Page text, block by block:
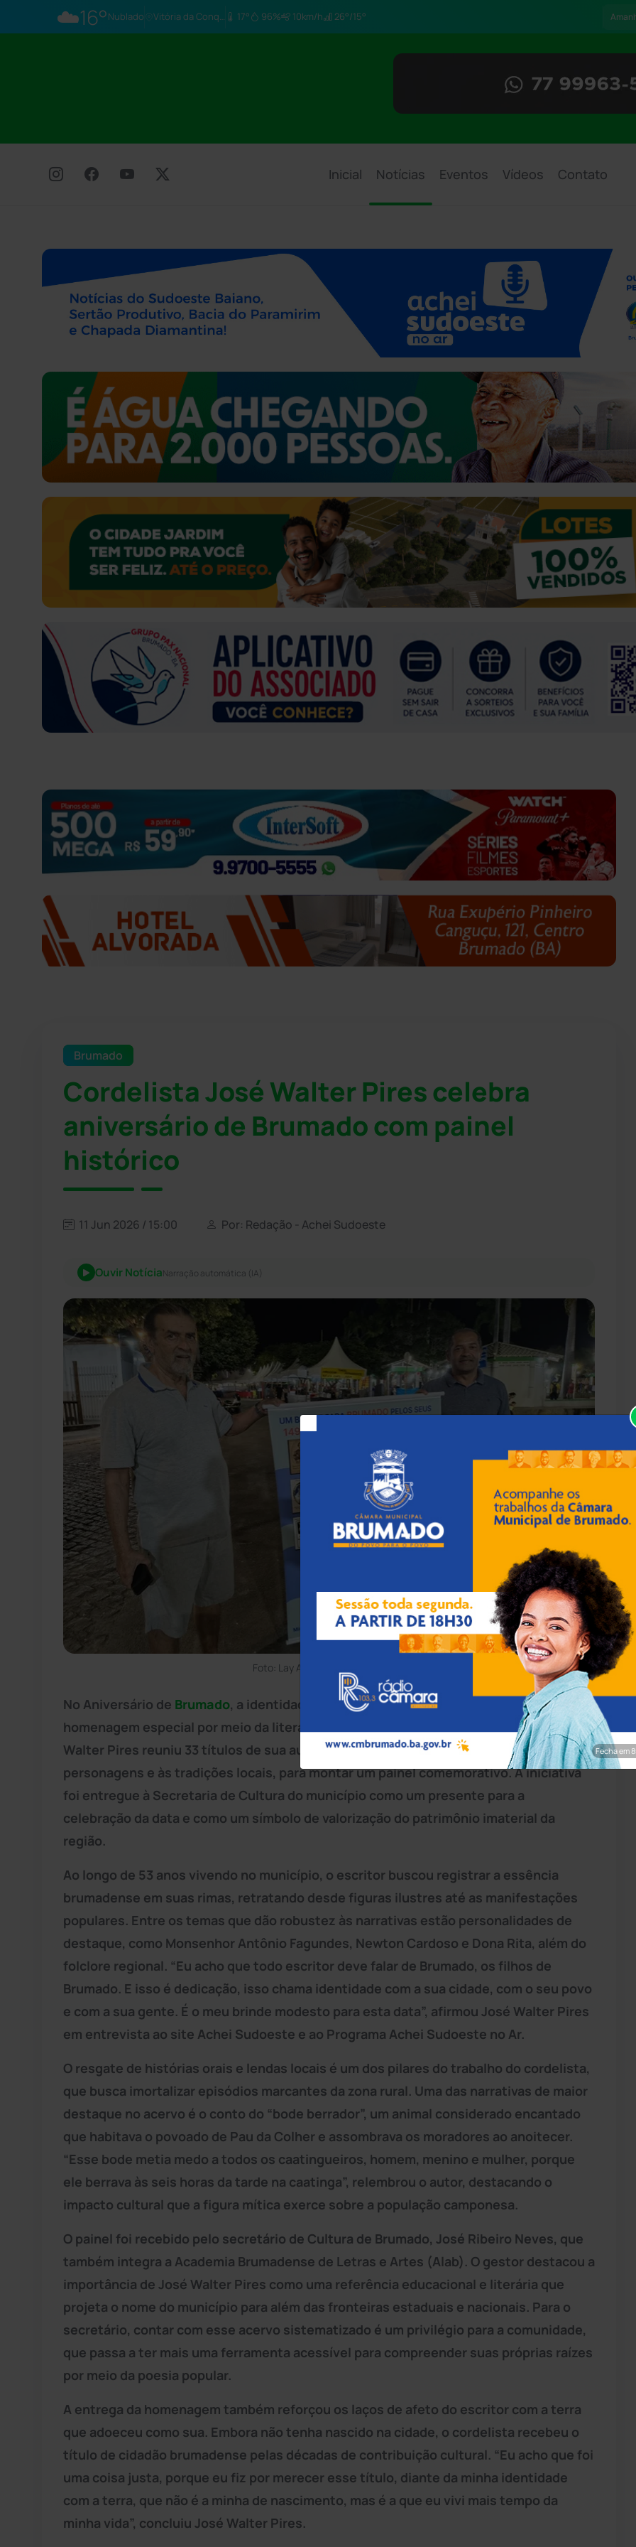
☁️16°Nublado Vitória da Conq… 17° 96% 10km/h 26°/15°
Inicial Notícias Eventos Vídeos Contato
Brumado
Cordelista José Walter Pires celebra
aniversário de Brumado com painel
histórico
11 Jun 2026 / 15:00 Por: Redação - Achei Sudoeste
Ouvir NotíciaNarração automática (IA)
Foto: Lay Amorim/Achei Sudoeste
No Aniversário de Brumado, a identidade e a memória da cidade ganharam uma
homenagem especial por meio da literatura de cordel. O professor e cordelista José
Walter Pires reuniu 33 títulos de sua autoria, dedicados inteiramente à história, aos
personagens e às tradições locais, para montar um painel comemorativo. A iniciativa
foi entregue à Secretaria de Cultura do município como um presente para a
celebração da data e como um símbolo de valorização do patrimônio imaterial da
região.
Ao longo de 53 anos vivendo no município, o escritor buscou registrar a essência
brumadense em suas rimas, retratando desde figuras ilustres até as manifestações
populares. Entre os temas que dão robustez às narrativas estão personalidades de
destaque, como Monsenhor Antônio Fagundes, Newton Cardoso e Dona Rita, além do
folclore regional. “Eu acho que todo escritor deve falar de Brumado, os filhos de
Brumado. E isso é dedicação, isso chama identidade com a sua cidade, com o seu povo
e com a sua gente. É o meu brinde modesto para esta data”, afirmou José Walter Pires
em entrevista ao site Achei Sudoeste e ao Programa Achei Sudoeste no Ar.
O resgate de histórias orais e lendas locais é um dos pilares do trabalho do cordelista,
que busca imortalizar episódios marcantes da zona rural. Uma das narrativas de maior
destaque no acervo é o conto do “bode berrador”, um animal considerado encantado
que habitava o povoado de Pau da Colher e assombrava os moradores ao anoitecer.
“Esse bode metia medo a todos os caatingueiros, homem, menino e mulher, porque
ele berrava às seis horas da tarde na caatinga”, relembrou o autor, destacando o
impacto cultural que a figura mítica exerce sobre a população camponesa.
O painel foi recebido pelo secretário de Cultura de Brumado, José Ribeiro Neves, que
também integra a Academia Brumadense de Letras e Artes (Alab). O gestor destacou a
importância de José Walter Pires como uma referência educacional e literária que
projeta o nome do município para além das fronteiras estaduais e nacionais. Para o
secretário, contar com esse acervo sistematizado é um privilégio para a comunidade,
que passa a ter mais uma ferramenta acessível para compreender suas próprias raízes
por meio da poesia popular.
A entrega da homenagem também reforçou os laços de afeto do escritor com a terra
que adoeceu como sua. Embora não tenha nascido na cidade, o cordelista recebeu o
título de cidadão brumadense pelas décadas de contribuição cultural. “Eu acho que foi
uma coisa justa, porque eu fiz por merecer esse título, diante da minha identidade
com a terra, que não é a minha de nascimento, mas é a que eu vivi mais tempo da
minha vida”, concluiu José Walter Pires.
Fecha em